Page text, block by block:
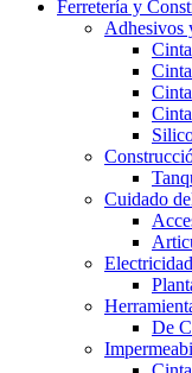
Ferretería y
Adhesivos
Cuidado
Electricidad
De